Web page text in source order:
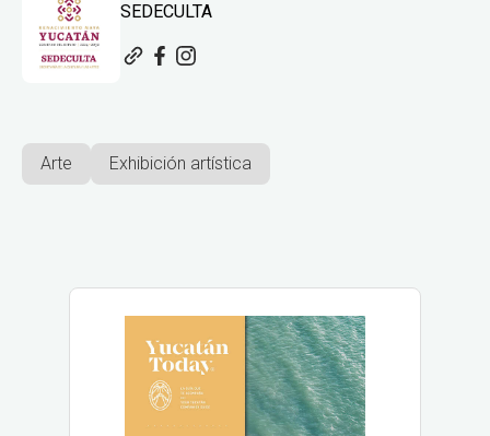
SEDECULTA
Arte Exhibición artística